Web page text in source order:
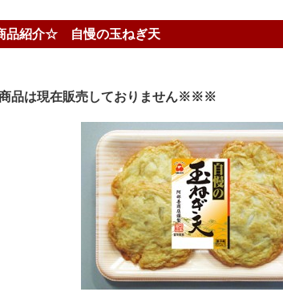
品紹介☆ 自慢の玉ねぎ天
は現在販売しておりません※※※